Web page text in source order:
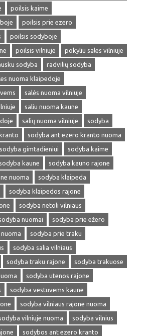
poilsis kaime
poilsis prie ezero
poilsis sodyboje
poilsis vilniuje
pokyliu sales vilniuje
sodyba
radvilių sodyba
nuoma klaipedoje
salės nuoma vilniuje
saliu nuoma kaune
salių nuoma vilniuje
sodyba
sodyba ant ezero kranto nuoma
sodyba gimtadieniui
sodyba kaime
sodyba kaune
sodyba kauno rajone
nuoma
sodyba klaipeda
sodyba klaipedos rajone
sodyba netoli vilniaus
nuomai
sodyba prie ežero
sodyba prie traku
sodyba salia vilniaus
sodyba traku rajone
sodyba trakuose
sodyba utenos rajone
sodyba vestuvems kaune
sodyba vilniaus rajone nuoma
vilniuje nuoma
sodyba vilnius
sodybos ant ezero kranto